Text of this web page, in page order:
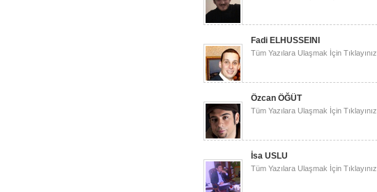
Fadi ELHUSSEINI
Tüm Yazılara Ulaşmak İçin Tıklayınız.
Özcan ÖĞÜT
Tüm Yazılara Ulaşmak İçin Tıklayınız.
İsa USLU
Tüm Yazılara Ulaşmak İçin Tıklayınız.